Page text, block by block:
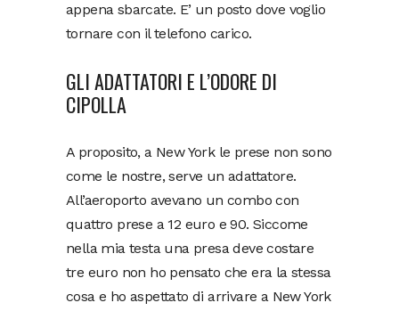
appena sbarcate. E’ un posto dove voglio
tornare con il telefono carico.
GLI ADATTATORI E L’ODORE DI
CIPOLLA
A proposito, a New York le prese non sono
come le nostre, serve un adattatore.
All’aeroporto avevano un combo con
quattro prese a 12 euro e 90. Siccome
nella mia testa una presa deve costare
tre euro non ho pensato che era la stessa
cosa e ho aspettato di arrivare a New York